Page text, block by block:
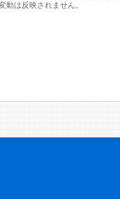
動は反映されません。